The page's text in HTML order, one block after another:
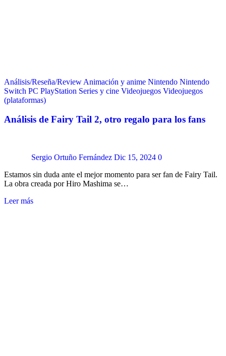
Análisis/Reseña/Review Animación y anime Nintendo Nintendo
Switch PC PlayStation Series y cine Videojuegos Videojuegos
(plataformas)
Análisis de Fairy Tail 2, otro regalo para los fans
Sergio Ortuño Fernández Dic 15, 2024 0
Estamos sin duda ante el mejor momento para ser fan de Fairy Tail.
La obra creada por Hiro Mashima se…
Leer más